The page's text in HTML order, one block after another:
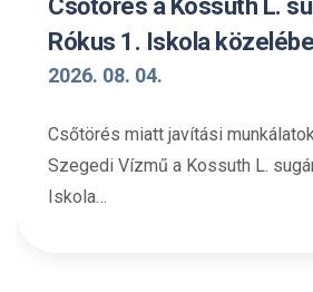
Csőtörés a Kossuth L.
Rókus 1. Iskola
2026. 08. 04.
Csőtörés miatt javítási
Szegedi Vízmű a Kossuth L.
Iskola…